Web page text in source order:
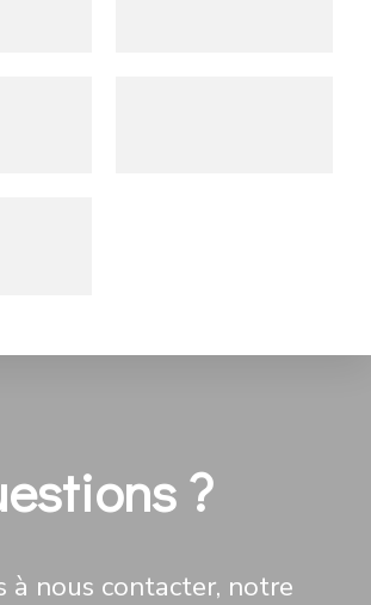
?
à nous contacter, notre